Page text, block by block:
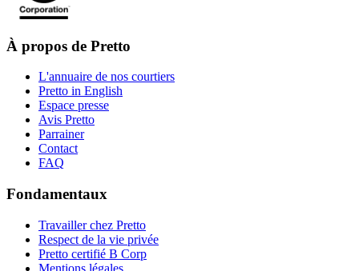
À propos de Pretto
L'annuaire de nos courtiers
Pretto in English
Espace presse
Avis Pretto
Parrainer
Contact
FAQ
Fondamentaux
Travailler chez Pretto
Respect de la vie privée
Pretto certifié B Corp
Mentions légales